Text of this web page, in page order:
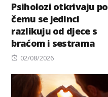
Psiholozi otkrivaju po
čemu se jedinci
razlikuju od djece s
braćom i sestrama
Posted
02/08/2026